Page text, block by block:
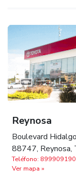
Reynosa
Boulevard
88747, Reynosa,
Teléfono:
Ver mapa »